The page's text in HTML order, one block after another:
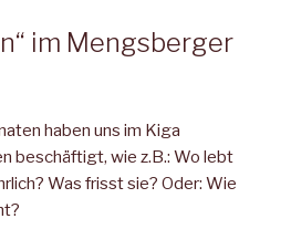
im Mengsberger
haben uns im Kiga
beschäftigt, wie z.B.: Wo lebt
Was frisst sie? Oder: Wie